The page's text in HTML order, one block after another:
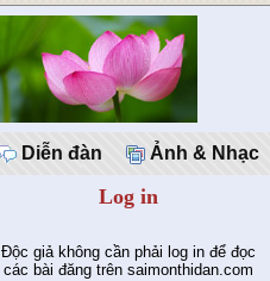
Diễn đàn Ảnh & Nhạc
Log in
Độc giả không cần phải log in để đọc
các bài đăng trên saimonthidan.com